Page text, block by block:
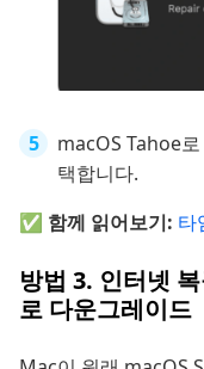
macOS Tahoe
택합니다.
✅ 함께 읽어보기: 타
방법 3. 인터넷
로 다운그레이드